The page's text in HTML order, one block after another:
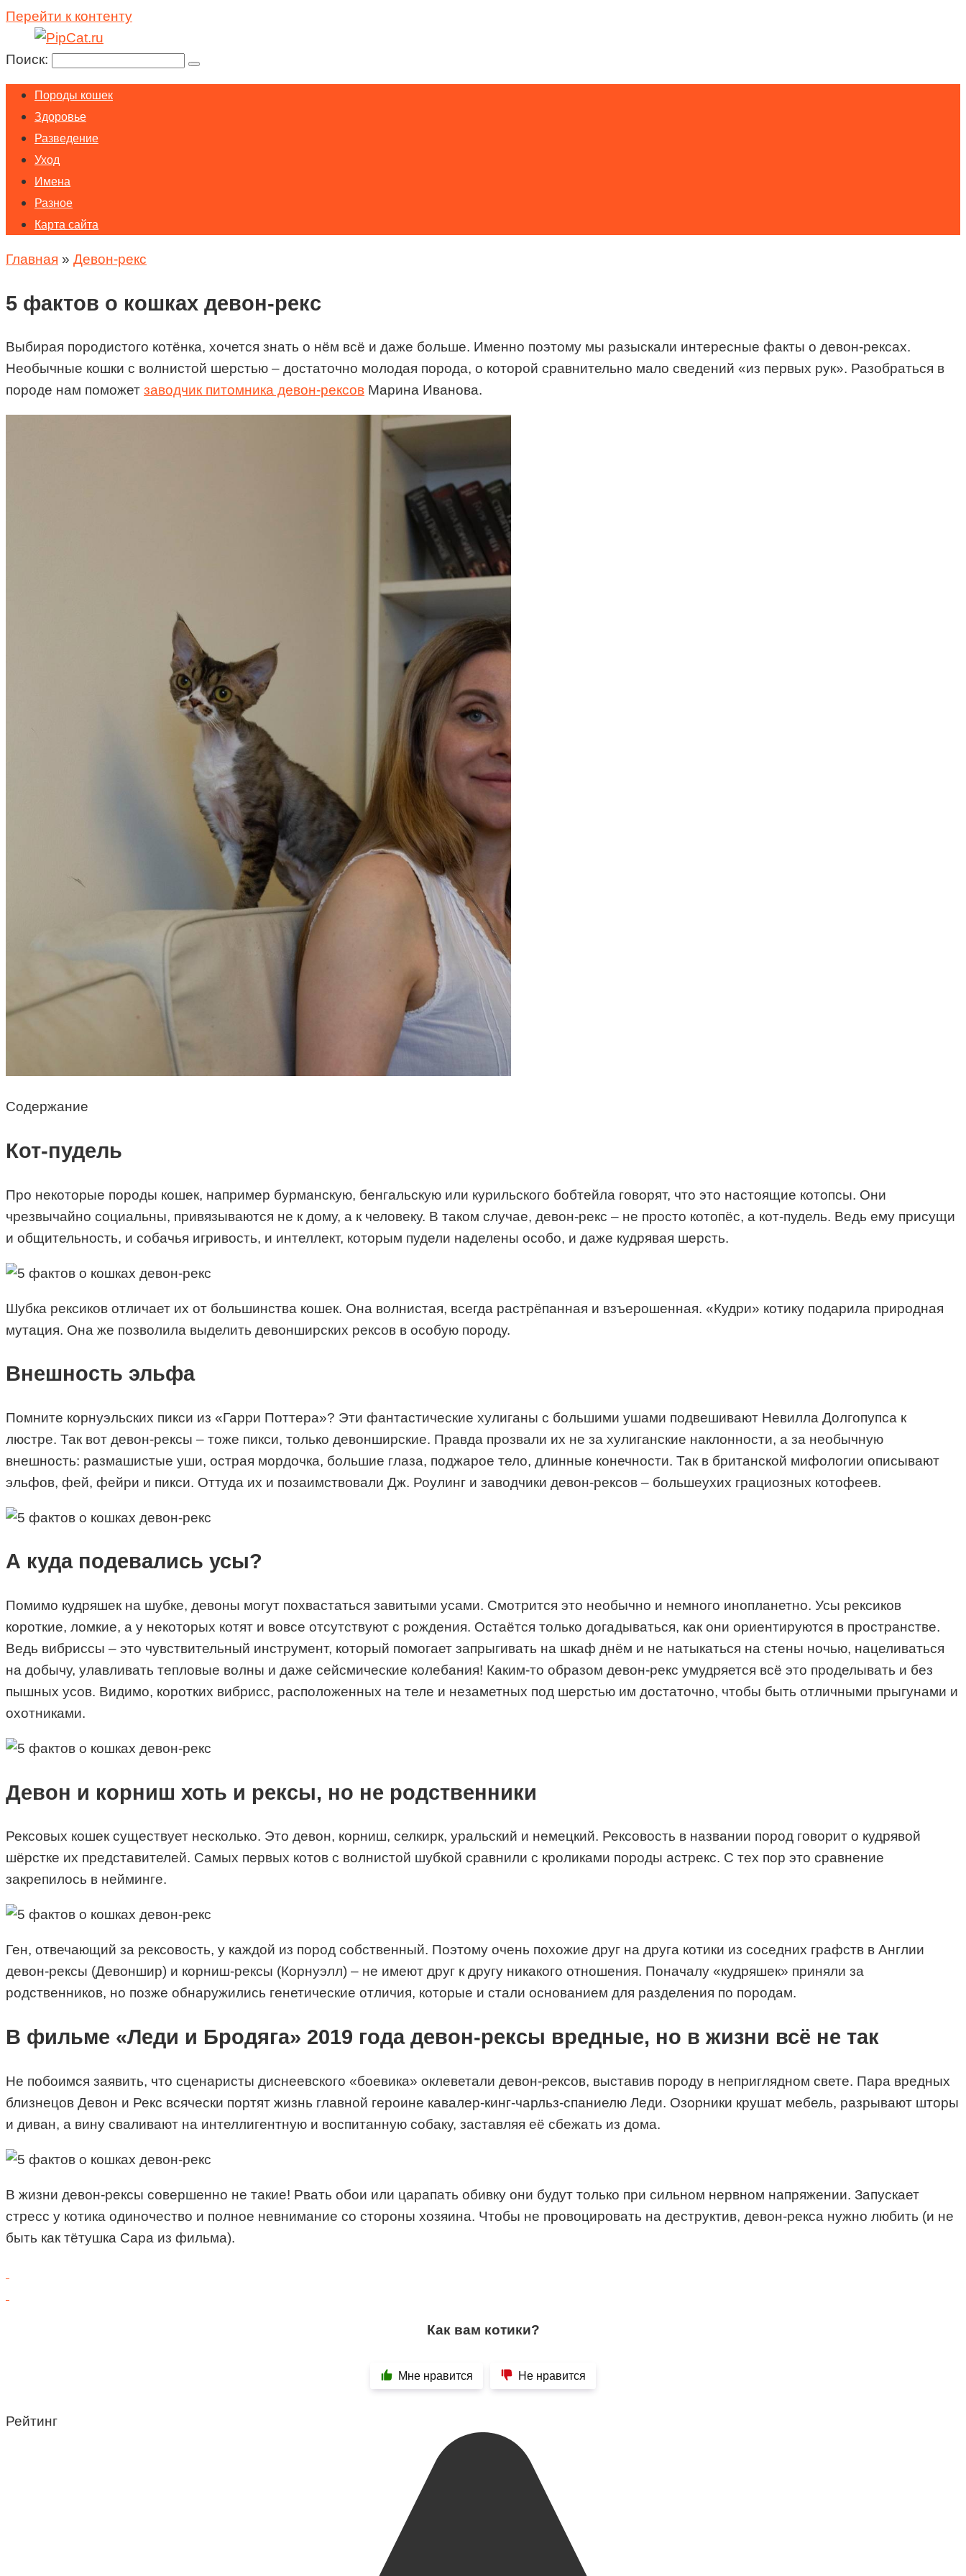
Перейти к контенту
Поиск:
Породы кошек
Здоровье
Разведение
Уход
Имена
Разное
Карта сайта
Главная » Девон-рекс
5 фактов о кошках девон-рекс
Выбирая породистого котёнка, хочется знать о нём всё и даже больше. Именно поэтому мы разыскали интересные факты о девон-рексах.
Необычные кошки с волнистой шерстью – достаточно молодая порода, о которой сравнительно мало сведений «из первых рук». Разобраться в
породе нам поможет заводчик питомника девон-рексов Марина Иванова.
Содержание
Кот-пудель
Про некоторые породы кошек, например бурманскую, бенгальскую или курильского бобтейла говорят, что это настоящие котопсы. Они
чрезвычайно социальны, привязываются не к дому, а к человеку. В таком случае, девон-рекс – не просто котопёс, а кот-пудель. Ведь ему присущи
и общительность, и собачья игривость, и интеллект, которым пудели наделены особо, и даже кудрявая шерсть.
Шубка рексиков отличает их от большинства кошек. Она волнистая, всегда растрёпанная и взъерошенная. «Кудри» котику подарила природная
мутация. Она же позволила выделить девонширских рексов в особую породу.
Внешность эльфа
Помните корнуэльских пикси из «Гарри Поттера»? Эти фантастические хулиганы с большими ушами подвешивают Невилла Долгопупса к
люстре. Так вот девон-рексы – тоже пикси, только девонширские. Правда прозвали их не за хулиганские наклонности, а за необычную
внешность: размашистые уши, острая мордочка, большие глаза, поджарое тело, длинные конечности. Так в британской мифологии описывают
эльфов, фей, фейри и пикси. Оттуда их и позаимствовали Дж. Роулинг и заводчики девон-рексов – большеухих грациозных котофеев.
А куда подевались усы?
Помимо кудряшек на шубке, девоны могут похвастаться завитыми усами. Смотрится это необычно и немного инопланетно. Усы рексиков
короткие, ломкие, а у некоторых котят и вовсе отсутствуют с рождения. Остаётся только догадываться, как они ориентируются в пространстве.
Ведь вибриссы – это чувствительный инструмент, который помогает запрыгивать на шкаф днём и не натыкаться на стены ночью, нацеливаться
на добычу, улавливать тепловые волны и даже сейсмические колебания! Каким-то образом девон-рекс умудряется всё это проделывать и без
пышных усов. Видимо, коротких вибрисс, расположенных на теле и незаметных под шерстью им достаточно, чтобы быть отличными прыгунами и
охотниками.
Девон и корниш хоть и рексы, но не родственники
Рексовых кошек существует несколько. Это девон, корниш, селкирк, уральский и немецкий. Рексовость в названии пород говорит о кудрявой
шёрстке их представителей. Самых первых котов с волнистой шубкой сравнили с кроликами породы астрекс. С тех пор это сравнение
закрепилось в нейминге.
Ген, отвечающий за рексовость, у каждой из пород собственный. Поэтому очень похожие друг на друга котики из соседних графств в Англии
девон-рексы (Девоншир) и корниш-рексы (Корнуэлл) – не имеют друг к другу никакого отношения. Поначалу «кудряшек» приняли за
родственников, но позже обнаружились генетические отличия, которые и стали основанием для разделения по породам.
В фильме «Леди и Бродяга» 2019 года девон-рексы вредные, но в жизни всё не так
Не побоимся заявить, что сценаристы диснеевского «боевика» оклеветали девон-рексов, выставив породу в неприглядном свете. Пара вредных
близнецов Девон и Рекс всячески портят жизнь главной героине кавалер-кинг-чарльз-спаниелю Леди. Озорники крушат мебель, разрывают шторы
и диван, а вину сваливают на интеллигентную и воспитанную собаку, заставляя её сбежать из дома.
В жизни девон-рексы совершенно не такие! Рвать обои или царапать обивку они будут только при сильном нервном напряжении. Запускает
стресс у котика одиночество и полное невнимание со стороны хозяина. Чтобы не провоцировать на деструктив, девон-рекса нужно любить (и не
быть как тётушка Сара из фильма).
Как вам котики?
Мне нравится Не нравится
Рейтинг